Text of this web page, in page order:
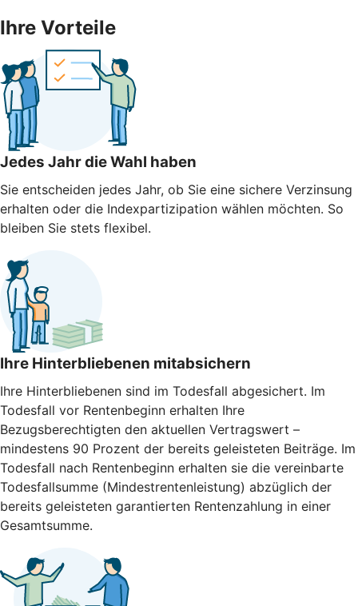
Ihre Vorteile
Jedes Jahr die Wahl haben
Sie entscheiden jedes Jahr, ob Sie eine sichere Verzinsung
erhalten oder die Indexpartizipation wählen möchten. So
bleiben Sie stets flexibel.
Ihre Hinterbliebenen mitabsichern
Ihre Hinterbliebenen sind im Todesfall abgesichert. Im
Todesfall vor Rentenbeginn erhalten Ihre
Bezugsberechtigten den aktuellen Vertragswert –
mindestens 90 Prozent der bereits geleisteten Beiträge. Im
Todesfall nach Rentenbeginn erhalten sie die vereinbarte
Todesfallsumme (Mindestrentenleistung) abzüglich der
bereits geleisteten garantierten Rentenzahlung in einer
Gesamtsumme.